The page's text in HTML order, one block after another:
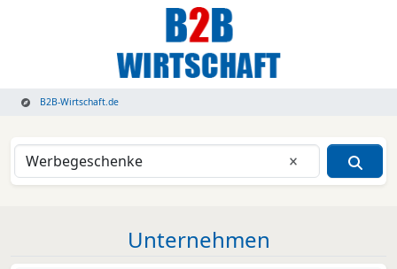
B2B-Wirtschaft.de
Eingabe
Unternehmen